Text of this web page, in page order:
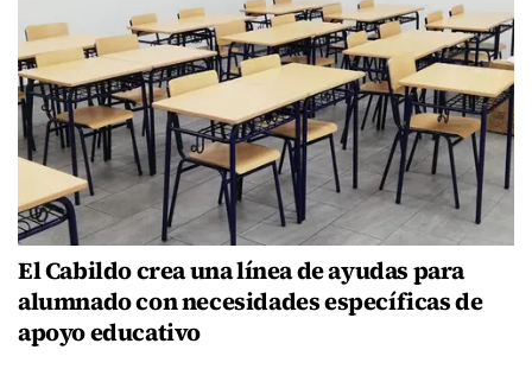
El Cabildo crea una línea de ayudas para
alumnado con necesidades específicas de
apoyo educativo